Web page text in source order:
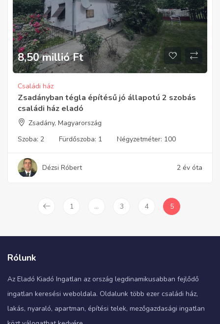
8,50 millió Ft
Családi ház
Zsadányban tégla építésű jó állapotú 2 szobás
családi ház eladó
Zsadány, Magyarország
Szoba: 2 Fürdőszoba: 1 Négyzetméter: 100
Dézsi Róbert 2 év óta
1 … 3 4 5
Rólunk
Az Eladó Kiadó Ingatlan az ország legdinamikusabban fejlődő
ingatlan keresési weboldala. Oldalunk több ezer családi ház,
lakás, nyaraló, apartman, építési telek, mezőgazdasági ingatlan